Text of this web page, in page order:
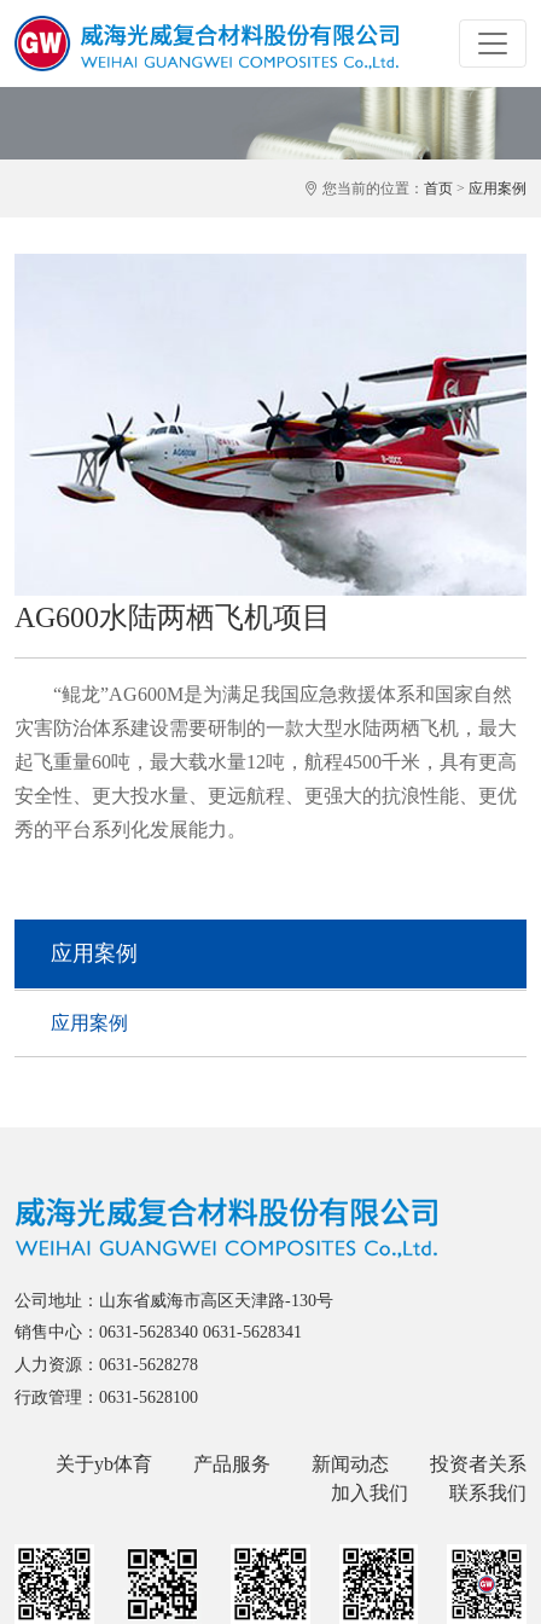
您当前的位置： 首页 > 应用案例
AG600水陆两栖飞机项目
“鲲龙”AG600M是为满足我国应急救援体系和国家自然
灾害防治体系建设需要研制的一款大型水陆两栖飞机，最大
起飞重量60吨，最大载水量12吨，航程4500千米，具有更高
安全性、更大投水量、更远航程、更强大的抗浪性能、更优
秀的平台系列化发展能力。
应用案例
应用案例
公司地址：山东省威海市高区天津路-130号
销售中心：0631-5628340 0631-5628341
人力资源：0631-5628278
行政管理：0631-5628100
关于yb体育 产品服务 新闻动态
投资者关系
加入我们
联系我们